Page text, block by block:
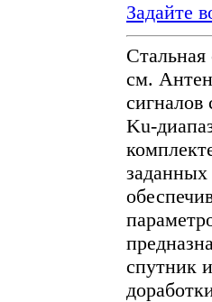
Задайте
см.
сигналов
Ku-
заданных
спутник